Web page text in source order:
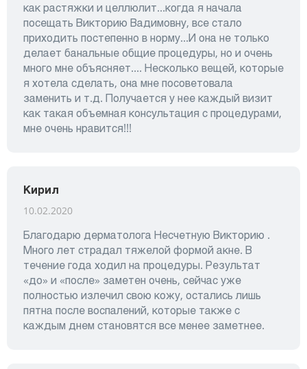
как растяжки и целлюлит...когда я начала
посещать Викторию Вадимовну, все стало
приходить постепенно в норму...И она не только
делает банальные общие процедуры, но и очень
много мне объясняет.... Несколько вещей, которые
я хотела сделать, она мне посоветовала
заменить и т.д. Получается у нее каждый визит
как такая объемная консультация с процедурами,
мне очень нравится!!!
Кирил
10.02.2020
Благодарю дерматолога Несчетную Викторию .
Много лет страдал тяжелой формой акне. В
течение года ходил на процедуры. Результат
«до» и «после» заметен очень, сейчас уже
полностью излечил свою кожу, остались лишь
пятна после воспалений, которые также с
каждым днем становятся все менее заметнее.